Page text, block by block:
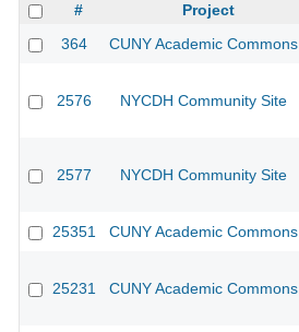
# Project
364
CUNY Academic Commons
2576 NYCDH Community Site
2577 NYCDH Community Site
25351 CUNY Academic Commons
25231 CUNY Academic Commons